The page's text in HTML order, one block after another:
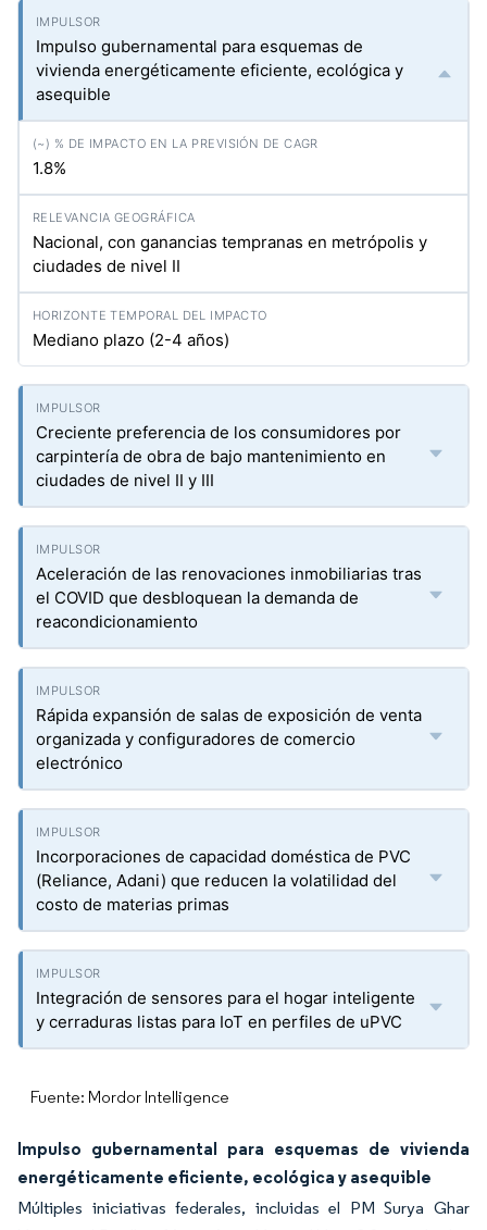
Impulso gubernamental para esquemas de
vivienda energéticamente eficiente, ecológica y
asequible
1.8%
Nacional, con ganancias tempranas en metrópolis y
ciudades de nivel II
Mediano plazo (2-4 años)
Creciente preferencia de los consumidores por
carpintería de obra de bajo mantenimiento en
ciudades de nivel II y III
Aceleración de las renovaciones inmobiliarias tras
el COVID que desbloquean la demanda de
reacondicionamiento
Rápida expansión de salas de exposición de venta
organizada y configuradores de comercio
electrónico
Incorporaciones de capacidad doméstica de PVC
(Reliance, Adani) que reducen la volatilidad del
costo de materias primas
Integración de sensores para el hogar inteligente
y cerraduras listas para IoT en perfiles de uPVC
Fuente: Mordor Intelligence
Impulso gubernamental para esquemas de vivienda
energéticamente eficiente, ecológica y asequible
Múltiples iniciativas federales, incluidas el PM Surya Ghar